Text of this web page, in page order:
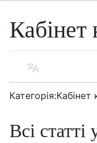
Кабінет
Мова
Всі статті